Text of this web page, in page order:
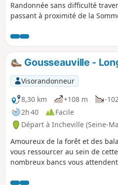
Randonnée sans difficulté
passant à proximité de la
Gousseauville -
Visorandonneur
8,30 km
+108 m
-
2h 40
Facile
Départ à Incheville (Seine-
Amoureux de la forêt et des
vous ressourcer au sein de
nombreux bancs vous